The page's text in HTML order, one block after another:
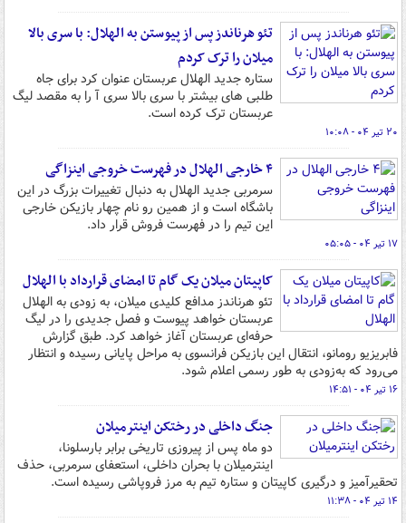
تئو هرناندز پس از پیوستن به الهلال: با سری بالا
میلان را ترک کردم
ستاره جدید الهلال عربستان عنوان کرد برای جاه
طلبی های بیشتر با سری بالا سری آ را به مقصد لیگ
عربستان ترک کرده است.
۲۰ تیر ۰۴ - ۱۰:۰۸
۴ خارجی الهلال در فهرست خروجی اینزاگی
سرمربی جدید الهلال به دنبال تغییرات بزرگ در این
باشگاه است و از همین رو نام چهار بازیکن خارجی
این تیم را در فهرست فروش قرار داد.
۱۷ تیر ۰۴ - ۰۵:۰۵
کاپیتان میلان یک گام تا امضای قرارداد با الهلال
تئو هرناندز مدافع کلیدی میلان، به زودی به الهلال
عربستان خواهد پیوست و فصل جدیدی را در لیگ
حرفه‌ای عربستان آغاز خواهد کرد. طبق گزارش
فابریزیو رومانو، انتقال این بازیکن فرانسوی به مراحل پایانی رسیده و انتظار
می‌رود که به‌زودی به طور رسمی اعلام شود.
۱۶ تیر ۰۴ - ۱۴:۵۱
جنگ داخلی در رختکن اینترمیلان
دو ماه پس از پیروزی تاریخی برابر بارسلونا،
اینترمیلان با بحران داخلی، استعفای سرمربی، حذف
تحقیرآمیز و درگیری کاپیتان و ستاره تیم به مرز فروپاشی رسیده است.
۱۴ تیر ۰۴ - ۱۱:۳۸